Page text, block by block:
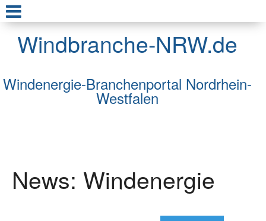
Windbranche-NRW.de
Windenergie-Branchenportal Nordrhein-
Westfalen
News: Windenergie